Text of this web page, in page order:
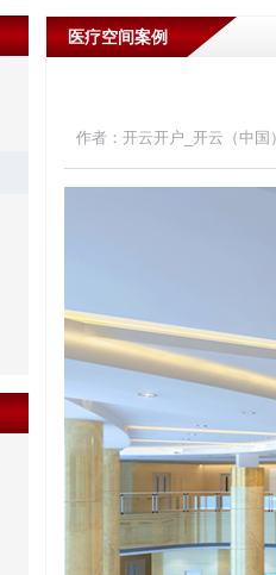
医疗空间案例
作者：开云开户_开云（中国